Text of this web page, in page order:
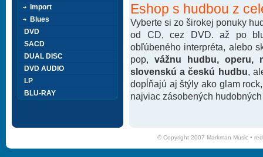
Eshop s hudbou z
Vyberte si zo širokej ponuky
od CD, cez DVD. až po
obľúbeného interpréta, alebo
pop, vážnu hudbu, operu,
slovenskú a českú hudbu ,
dopĺňajú aj štýly ako glam
najviac zásobených
Import
Blues
DVD
SACD
DUAL DISC
DVD AUDIO
LP
BLU-RAY
© Copyright 2007 Markman Music •